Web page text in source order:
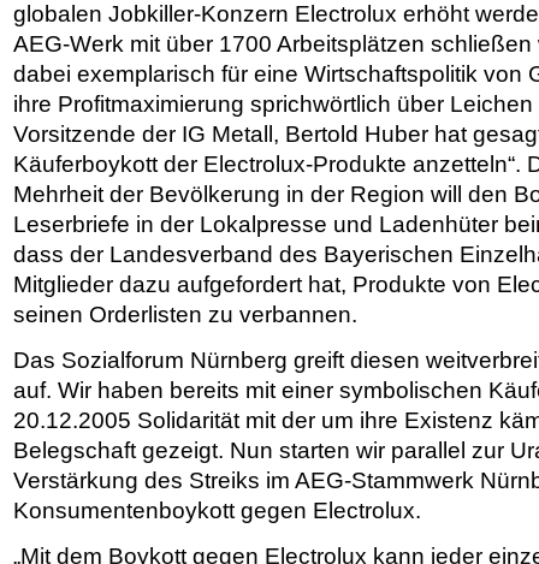
globalen Jobkiller-Konzern Electrolux erhöht
AEG-Werk mit über 1700 Arbeitsplätzen schließen
dabei exemplarisch für eine Wirtschaftspolitik von
ihre Profitmaximierung sprichwörtlich über
Vorsitzende der IG Metall, Bertold Huber hat
Käuferboykott der Electrolux-Produkte anzetteln“.
Mehrheit der Bevölkerung in der Region will den
Leserbriefe in der Lokalpresse und Ladenhüter
dass der Landesverband des Bayerischen
Mitglieder dazu aufgefordert hat, Produkte von
seinen Orderlisten zu verbannen.
Das Sozialforum Nürnberg greift diesen
auf. Wir haben bereits mit einer symbolischen
20.12.2005 Solidarität mit der um ihre Existenz
Belegschaft gezeigt. Nun starten wir parallel zur
Verstärkung des Streiks im AEG-Stammwerk
Konsumentenboykott gegen Electrolux.
„Mit dem Boykott gegen Electrolux kann jeder